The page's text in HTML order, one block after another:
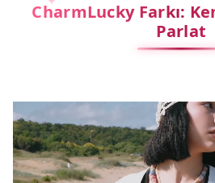
CharmLucky Farkı:
Parlat